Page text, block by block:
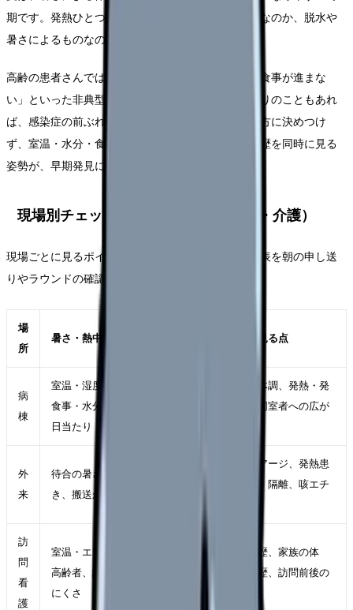
期です。発熱ひとつをとっても、感染症による発熱なのか、脱水や
暑さによるものなのかで、観察の重点が変わります。
高齢の患者さんでは、「なんとなく元気がない」「食事が進まな
い」といった非典型的なサインが、熱中症のはじまりのこともあれ
ば、感染症の前ぶれのこともあります。どちらか一方に決めつけ
ず、室温・水分・食事量と、発熱・発疹・咳・曝露歴を同時に見る
姿勢が、早期発見につながります。
現場別チェック表（病棟・外来・訪問・介護）
現場ごとに見るポイントは少しずつ違います。下の表を朝の申し送
りやラウンドの確認に使ってみてください。
場
所
暑さ・熱中症で見る点 感染症で見る点
病
棟
室温・湿度、脱水、利尿薬、
食事・水分量、ベッド位置の
日当たり
面会者の体調、発熱・発
疹、咳、同室者への広が
外
来
待合の暑さ、来院時のふらつ
き、搬送が必要か
受付トリアージ、発熱患
者の動線・隔離、咳エチ
訪
問
看
護
室温・エアコンの使用、独居
高齢者、認知症の方の自覚し
にくさ
ワクチン歴、家族の体
調、曝露歴、訪問前後の